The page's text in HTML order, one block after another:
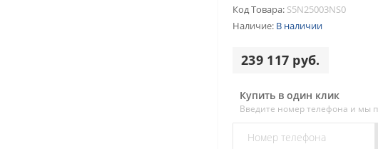
Код Товара: S5N25003NS0
Наличие: В наличии
239 117 руб.
Купить в один клик
Введите номер телефона и мы